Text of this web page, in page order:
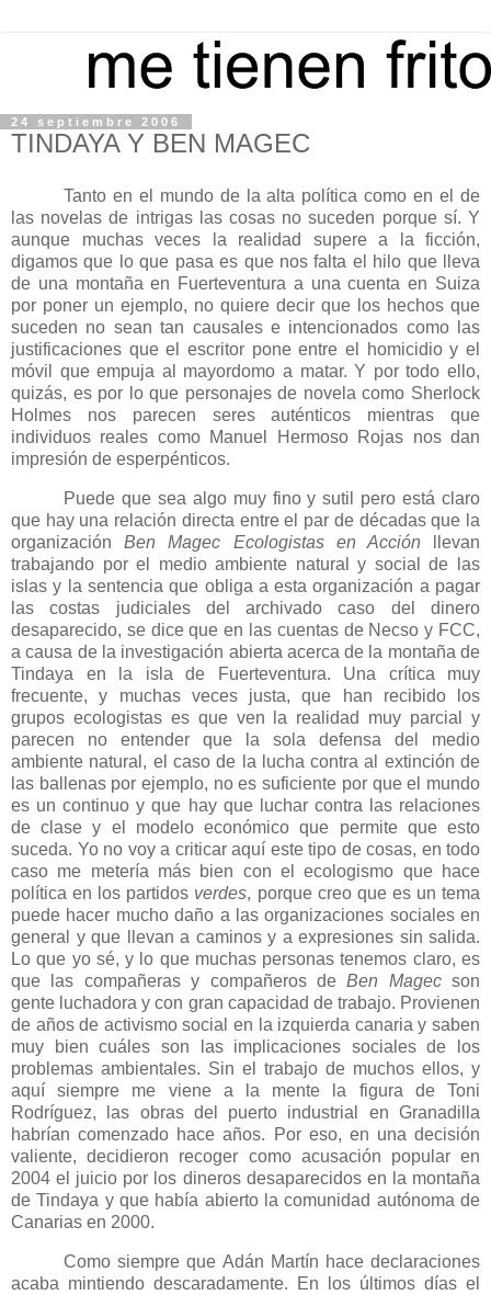
24 septiembre 2006
TINDAYA Y BEN MAGEC
Tanto en el mundo de la alta política como en el de
las novelas de intrigas las cosas no suceden porque sí. Y
aunque muchas veces la realidad supere a la ficción,
digamos que lo que pasa es que nos falta el hilo que lleva
de una montaña en Fuerteventura a una cuenta en Suiza
por poner un ejemplo, no quiere decir que los hechos que
suceden no sean tan causales e intencionados como las
justificaciones que el escritor pone entre el homicidio y el
móvil que empuja al mayordomo a matar. Y por todo ello,
quizás, es por lo que personajes de novela como Sherlock
Holmes nos parecen seres auténticos mientras que
individuos reales como Manuel Hermoso Rojas nos dan
impresión de esperpénticos.
Puede que sea algo muy fino y sutil pero está claro
que hay una relación directa entre el par de décadas que la
organizaciónBen Magec Ecologistas en Acción llevan
trabajando por el medio ambiente natural y social de las
islas y la sentencia que obliga a esta organización a pagar
las costas judiciales del archivado caso del dinero
desaparecido, se dice que en las cuentas de Necso y FCC,
a causa de la investigación abierta acerca de la montaña de
Tindaya en la isla de Fuerteventura. Una crítica muy
frecuente, y muchas veces justa, que han recibido los
grupos ecologistas es que ven la realidad muy parcial y
parecen no entender que la sola defensa del medio
ambiente natural, el caso de la lucha contra al extinción de
las ballenas por ejemplo, no es suficiente por que el mundo
es un continuo y que hay que luchar contra las relaciones
de clase y el modelo económico que permite que esto
suceda. Yo no voy a criticar aquí este tipo de cosas, en todo
caso me metería más bien con el ecologismo que hace
política en los partidos verdes, porque creo que es un tema
puede hacer mucho daño a las organizaciones sociales en
general y que llevan a caminos y a expresiones sin salida.
Lo que yo sé, y lo que muchas personas tenemos claro, es
que las compañeras y compañeros deBen Magecson
gente luchadora y con gran capacidad de trabajo. Provienen
de años de activismo social en la izquierda canaria y saben
muy bien cuáles son las implicaciones sociales de los
problemas ambientales. Sin el trabajo de muchos ellos, y
aquí siempre me viene a la mente la figura de Toni
Rodríguez, las obras del puerto industrial en Granadilla
habrían comenzado hace años. Por eso, en una decisión
valiente, decidieron recoger como acusación popular en
2004 el juicio por los dineros desaparecidos en la montaña
de Tindaya y que había abierto la comunidad autónoma de
Canarias en 2000.
Como siempre que Adán Martín hace declaraciones
acaba mintiendo descaradamente. En los últimos días el